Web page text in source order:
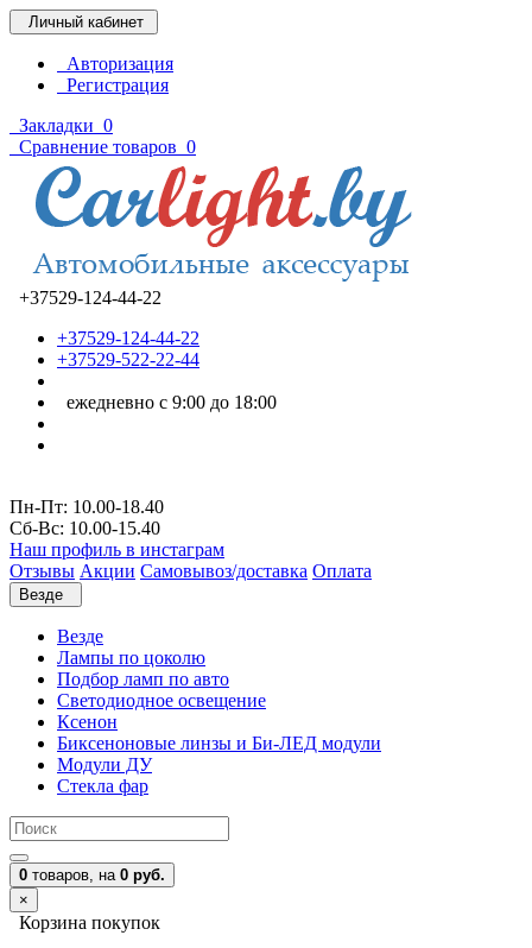
Личный кабинет
Авторизация
Регистрация
Закладки 0
Сравнение товаров 0
+37529-124-44-22
+37529-124-44-22
+37529-522-22-44
ежедневно с 9:00 до 18:00
Пн-Пт: 10.00-18.40
Cб-Вс: 10.00-15.40
Наш профиль в инстаграм
Отзывы Акции Самовывоз/доставка Оплата
Везде
Везде
Лампы по цоколю
Подбор ламп по авто
Светодиодное освещение
Ксенон
Биксеноновые линзы и Би-ЛЕД модули
Модули ДУ
Стекла фар
0 товаров, на 0 руб.
×
Корзина покупок